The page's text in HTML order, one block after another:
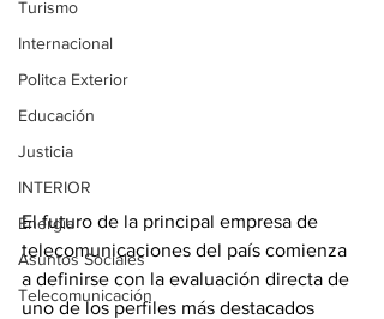
Turismo
Internacional
Politca Exterior
Educación
Justicia
INTERIOR
Energia
Asuntos Sociales
Telecomunicación
El futuro de la principal empresa de
telecomunicaciones del país comienza
a definirse con la evaluación directa de
uno de los perfiles más destacados